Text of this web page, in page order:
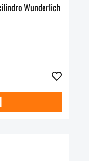
Wunderlich